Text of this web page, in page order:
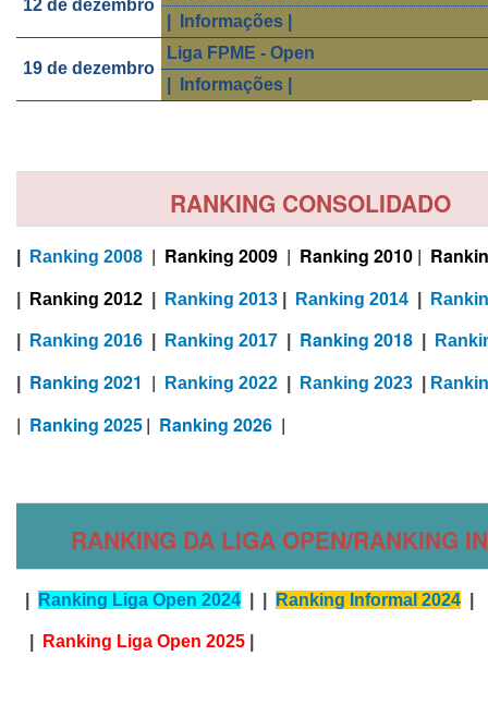
12 de dezembro
| Informações |
19 de dezembro
Liga FPME - Open
| Informações |
RANKING CONSOLIDADO
Ranking 2008 | Ranking 2009 | Ranking 2010 |
Ranking 2012 Ranking 2013 Ranking 2014
Ranking 2016 Ranking 2017 Ranking 2018
Ranking 2021 | Ranking 2022 Ranking 2023
| Ranking 2025| Ranking 2026 |
RANKING DA LIGA OPEN/RANKING
Ranking Liga Open 2024 Ranking Informal 2024
Ranking Liga Open 2025